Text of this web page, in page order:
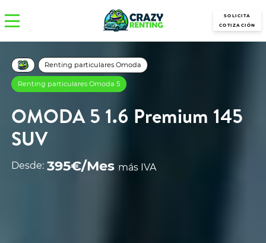
SOLICITA
COTIZACIÓN
Renting particulares Omoda
Renting particulares Omoda 5
OMODA 5 1.6 Premium 145
SUV
Desde: 395€/Mes más IVA